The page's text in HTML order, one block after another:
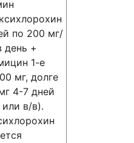
по 200 мг/
день +
1-е
мг, долге
4-7 дней
или в/в).